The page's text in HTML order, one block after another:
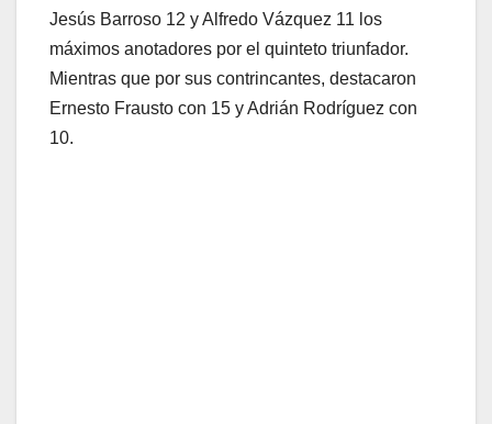
Jesús Barroso 12 y Alfredo Vázquez 11 los
máximos anotadores por el quinteto triunfador.
Mientras que por sus contrincantes, destacaron
Ernesto Frausto con 15 y Adrián Rodríguez con
10.